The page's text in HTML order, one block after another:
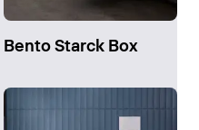
Bento Starck Box